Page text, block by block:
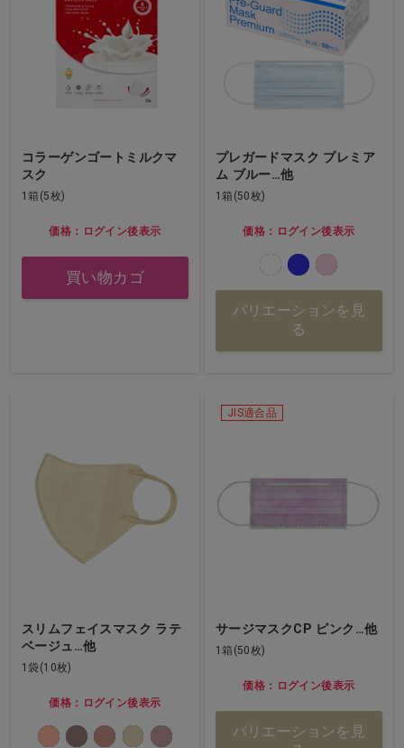
コラーゲンゴートミルクマ
スク
1箱(5枚)
価格：ログイン後表示
買い物カゴ
プレガードマスク プレミア
ム ブルー…他
1箱(50枚)
価格：ログイン後表示
バリエーションを見
る
スリムフェイスマスク ラテ
ベージュ…他
1袋(10枚)
価格：ログイン後表示
JIS適合品
サージマスクCP ピンク…他
1箱(50枚)
価格：ログイン後表示
バリエーションを見